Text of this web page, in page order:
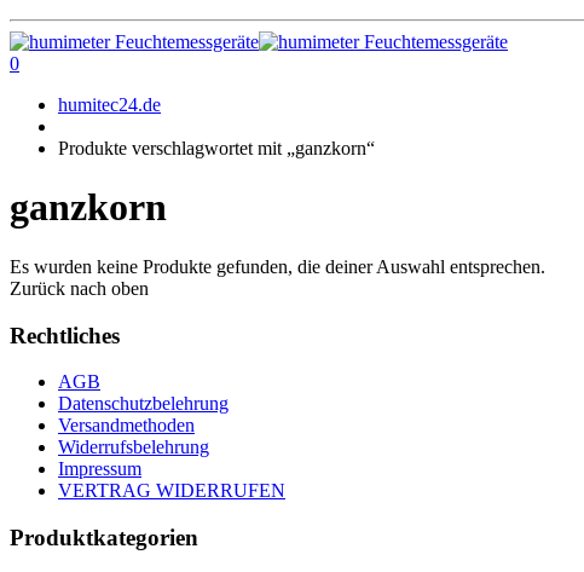
0
humitec24.de
Produkte verschlagwortet mit „ganzkorn“
ganzkorn
Es wurden keine Produkte gefunden, die deiner Auswahl entsprechen.
Zurück nach oben
Rechtliches
AGB
Datenschutzbelehrung
Versandmethoden
Widerrufsbelehrung
Impressum
VERTRAG WIDERRUFEN
Produktkategorien